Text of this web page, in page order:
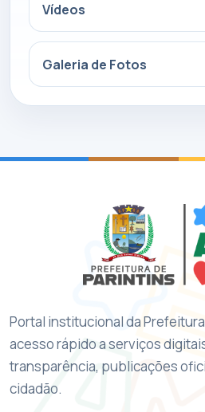
Vídeos
Galeria de Fotos
Portal institucional da
acesso rápido a serviços
transparência, publicações
cidadão.